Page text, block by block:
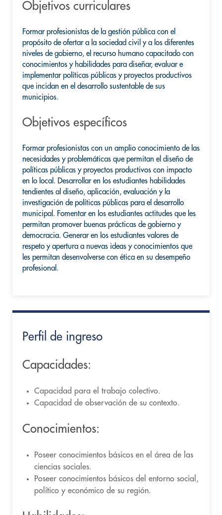
Objetivos curriculares
Formar profesionistas de la gestión pública con el
propósito de ofertar a la sociedad civil y a los diferentes
niveles de gobierno, el recurso humano capacitado con
conocimientos y habilidades para diseñar, evaluar e
implementar políticas públicas y proyectos productivos
que incidan en el desarrollo sustentable de sus
municipios.
Objetivos específicos
Formar profesionistas con un amplio conocimiento de las
necesidades y problemáticas que permitan el diseño de
políticas públicas y proyectos productivos con impacto
en lo local. Desarrollar en los estudiantes habilidades
tendientes al diseño, aplicación, evaluación y la
investigación de políticas públicas para el desarrollo
municipal. Fomentar en los estudiantes actitudes que les
permitan promover buenas prácticas de gobierno y
democracia. Generar en los estudiantes valores de
respeto y apertura a nuevas ideas y conocimientos que
les permitan desenvolverse con ética en su desempeño
profesional.
Perfil de ingreso
Capacidades:
Capacidad para el trabajo colectivo.
Capacidad de observación de su contexto.
Conocimientos:
Poseer conocimientos básicos en el área de las
ciencias sociales.
Poseer conocimientos básicos del entorno social,
político y económico de su región.